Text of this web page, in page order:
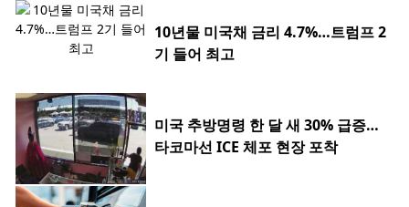
10년물 미국채 금리 4.7%…트럼프 2
기 들어 최고
미국 추방명령 한 달 새 30% 급증…
타코마선 ICE 체포 현장 포착